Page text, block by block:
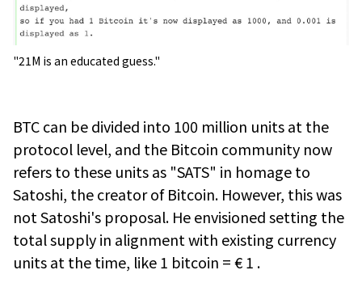
"21M is an educated guess."
BTC can be divided into 100 million units at the
protocol level, and the Bitcoin community now
refers to these units as "SATS" in homage to
Satoshi, the creator of Bitcoin. However, this was
not Satoshi's proposal. He envisioned setting the
total supply in alignment with existing currency
units at the time, like 1 bitcoin = € 1 .